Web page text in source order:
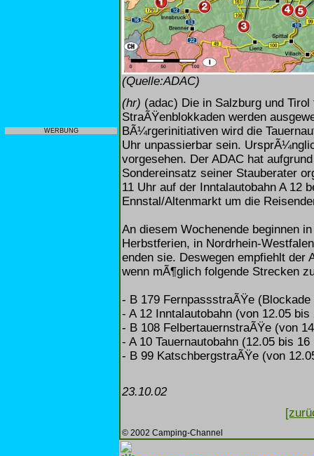
WERBUNG
(Quelle:ADAC)
(hr) (adac) Die in Salzburg und
StraÃŸenblokkaden werden
BÃ¼rgerinitiativen wird die
Uhr unpassierbar sein.
vorgesehen. Der ADAC hat
Sondereinsatz seiner Stauberater
11 Uhr auf der Inntalautobahn A 12
Ennstal/Altenmarkt um die
An diesem Wochenende beginnen
Herbstferien, in Nordrhein-
enden sie. Deswegen empfiehlt der
wenn mÃ¶glich folgende Strecken
- B 179 FernpassstraÃŸe
- A 12 Inntalautobahn (von 12.05
- B 108 FelbertauernstraÃŸe (von
- A 10 Tauernautobahn (12.05 bis
- B 99 KatschbergstraÃŸe (von
23.10.02
© 2002 Camping-Channel